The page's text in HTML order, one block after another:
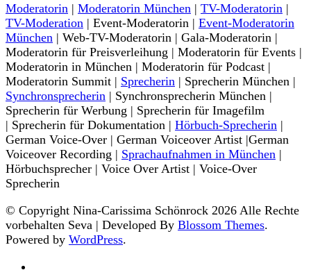
Moderatorin | Moderatorin München | TV-Moderatorin |
TV-Moderation | Event-Moderatorin | Event-Moderatorin
München | Web-TV-Moderatorin | Gala-Moderatorin |
Moderatorin für Preisverleihung | Moderatorin für Events |
Moderatorin in München | Moderatorin für Podcast |
Moderatorin Summit | Sprecherin | Sprecherin München |
Synchronsprecherin | Synchronsprecherin München |
Sprecherin für Werbung | Sprecherin für Imagefilm
| Sprecherin für Dokumentation | Hörbuch-Sprecherin |
German Voice-Over | German Voiceover Artist |German
Voiceover Recording | Sprachaufnahmen in München |
Hörbuchsprecher | Voice Over Artist | Voice-Over
Sprecherin
© Copyright Nina-Carissima Schönrock 2026 Alle Rechte
vorbehalten Seva | Developed By Blossom Themes.
Powered by WordPress.